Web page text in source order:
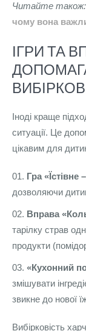
Читайте також:
чому вона
ІГРИ ТА
Іноді краще
ситуації. Це
цікавим для
Гра «Їстівне
дозволяючи
Вправа
тарілку страв
продукти
«Кухонний
змішувати
звикне до нової
Вибірковість